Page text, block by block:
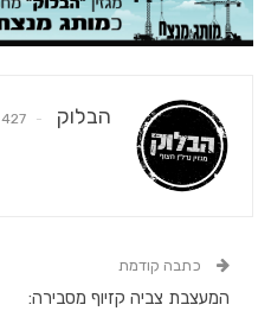
הבלוק 427 מאמרים
כתבה קודמת
המעצבת צביה קזיוף מסבירה: